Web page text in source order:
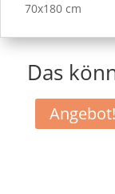
70x180 cm
Das
Angebot!